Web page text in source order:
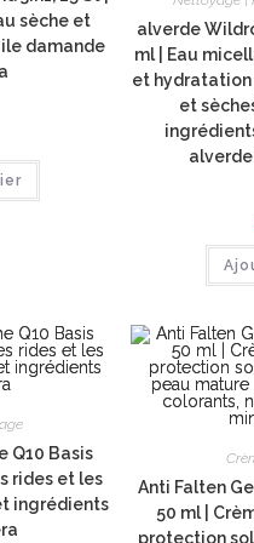
sèche et
damande
alverde
ml | Eau
et hydratation
et
alverde
Q10 Basis
rides et les
ingrédients
Anti Falten
50 ml |
protection